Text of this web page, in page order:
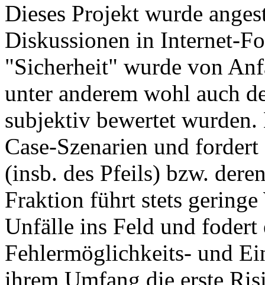
Dieses Projekt wurde
Diskussionen in Internet-
"Sicherheit" wurde von
unter anderem wohl auch
subjektiv bewertet
Case-Szenarien und
(insb. des Pfeils) bzw.
Fraktion führt stets
Unfälle ins Feld und fodert
Fehlermöglichkeits- und
ihrem Umfang die erste